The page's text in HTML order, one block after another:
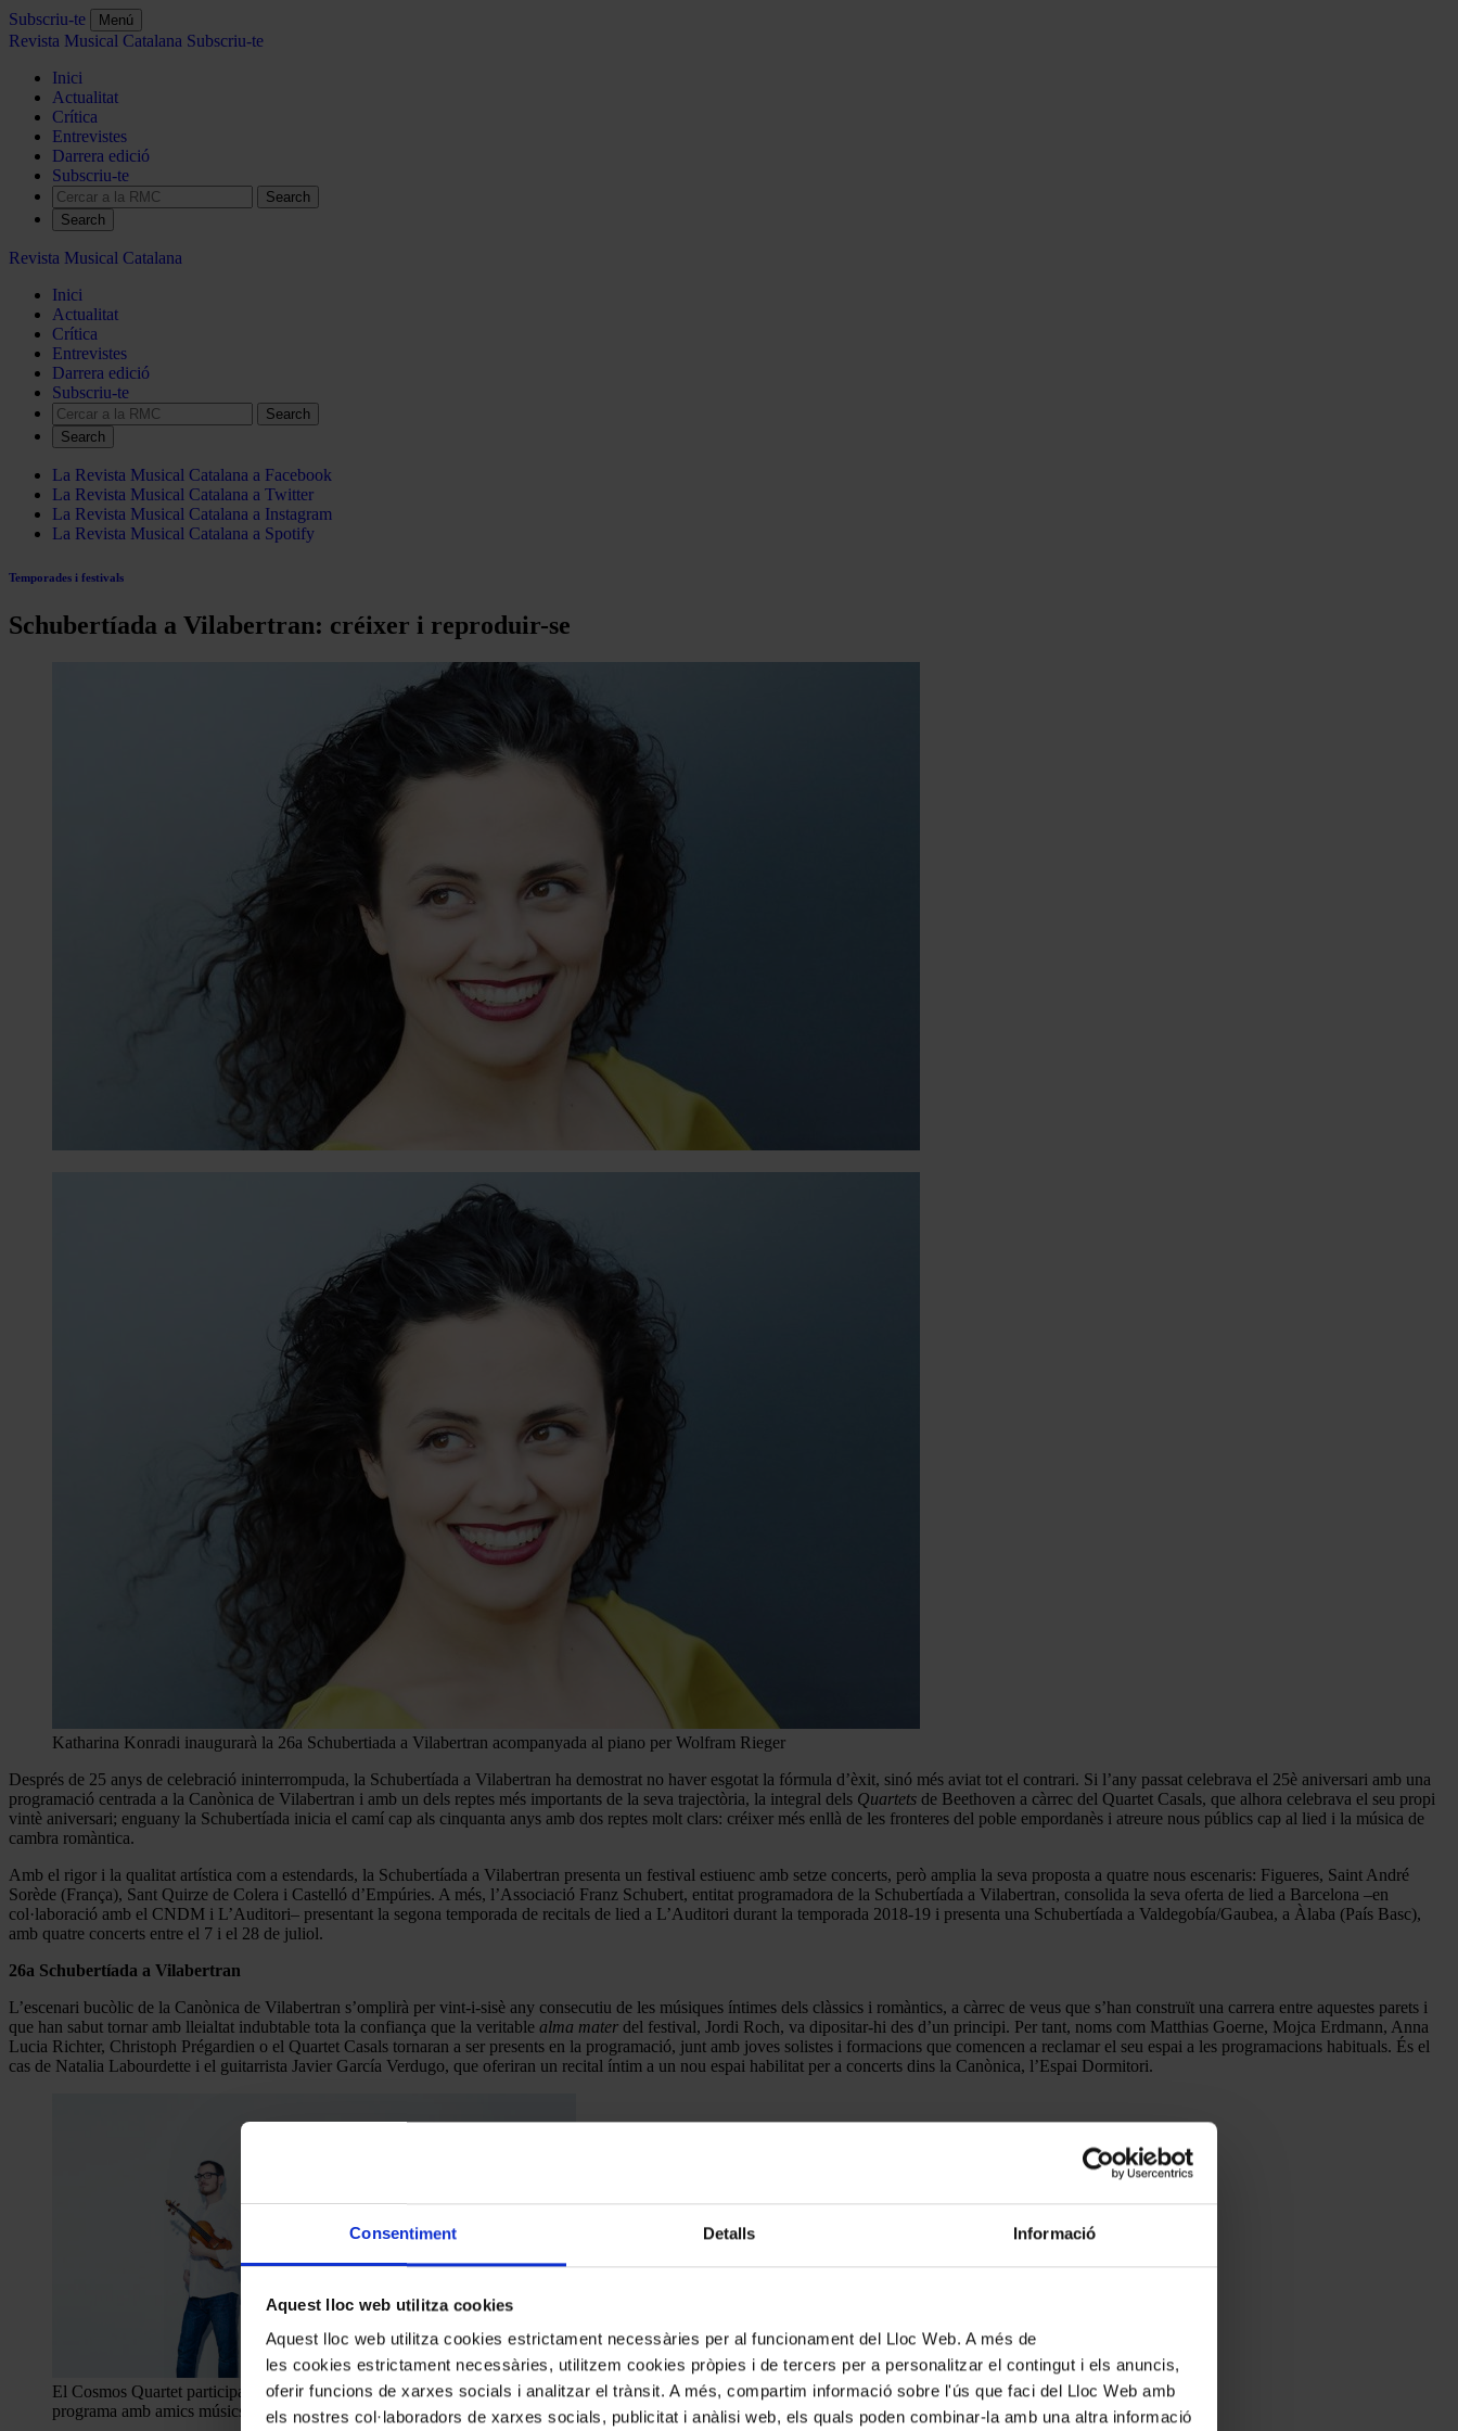
Consentiment Detalls Informació
Aquest lloc web utilitza cookies
Aquest lloc web utilitza cookies estrictament necessàries per al funcionament del Lloc Web. A més de
les cookies estrictament necessàries, utilitzem cookies pròpies i de tercers per a personalitzar el contingut i els anuncis,
oferir funcions de xarxes socials i analitzar el trànsit. A més, compartim informació sobre l'ús que faci del Lloc Web amb
els nostres col·laboradors de xarxes socials, publicitat i anàlisi web, els quals poden combinar-la amb una altra informació
Subscriu-te Menú
Revista Musical Catalana Subscriu-te
Inici
Actualitat
Crítica
Entrevistes
Darrera edició
Subscriu-te
Search
Revista Musical Catalana
Inici
Actualitat
Crítica
Entrevistes
Darrera edició
Subscriu-te
Search
La Revista Musical Catalana a Facebook
La Revista Musical Catalana a Twitter
La Revista Musical Catalana a Instagram
La Revista Musical Catalana a Spotify
Temporades i festivals
Schubertíada a Vilabertran: créixer i reproduir-se
Katharina Konradi inaugurarà la 26a Schubertiada a Vilabertran acompanyada al piano per Wolfram Rieger
Després de 25 anys de celebració ininterrompuda, la Schubertíada a Vilabertran ha demostrat no haver esgotat la fórmula d’èxit, sinó més aviat tot el contrari. Si l’any passat celebrava el 25è aniversari amb una
programació centrada a la Canònica de Vilabertran i amb un dels reptes més importants de la seva trajectòria, la integral dels Quartets de Beethoven a càrrec del Quartet Casals, que alhora celebrava el seu propi
vintè aniversari; enguany la Schubertíada inicia el camí cap als cinquanta anys amb dos reptes molt clars: créixer més enllà de les fronteres del poble empordanès i atreure nous públics cap al lied i la música de
cambra romàntica.
Amb el rigor i la qualitat artística com a estendards, la Schubertíada a Vilabertran presenta un festival estiuenc amb setze concerts, però amplia la seva proposta a quatre nous escenaris: Figueres, Saint André
Sorède (França), Sant Quirze de Colera i Castelló d’Empúries. A més, l’Associació Franz Schubert, entitat programadora de la Schubertíada a Vilabertran, consolida la seva oferta de lied a Barcelona –en
col·laboració amb el CNDM i L’Auditori– presentant la segona temporada de recitals de lied a L’Auditori durant la temporada 2018-19 i presenta una Schubertíada a Valdegobía/Gaubea, a Àlaba (País Basc),
amb quatre concerts entre el 7 i el 28 de juliol.
26a Schubertíada a Vilabertran
L’escenari bucòlic de la Canònica de Vilabertran s’omplirà per vint-i-sisè any consecutiu de les músiques íntimes dels clàssics i romàntics, a càrrec de veus que s’han construït una carrera entre aquestes parets i
que han sabut tornar amb lleialtat indubtable tota la confiança que la veritable alma mater del festival, Jordi Roch, va dipositar-hi des d’un principi. Per tant, noms com Matthias Goerne, Mojca Erdmann, Anna
Lucia Richter, Christoph Prégardien o el Quartet Casals tornaran a ser presents en la programació, junt amb joves solistes i formacions que comencen a reclamar el seu espai a les programacions habituals. És el
cas de Natalia Labourdette i el guitarrista Javier García Verdugo, que oferiran un recital íntim a un nou espai habilitat per a concerts dins la Canònica, l’Espai Dormitori.
El Cosmos Quartet participaran a la Schubertiada a Vilabertran amb un
programa amb amics músics